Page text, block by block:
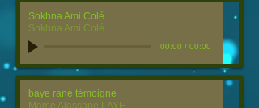
Sokhna Ami Colé
Sokhna Ami Colé
00:00 / 00:00
baye rane témoigne
Mame Alassane LAYE